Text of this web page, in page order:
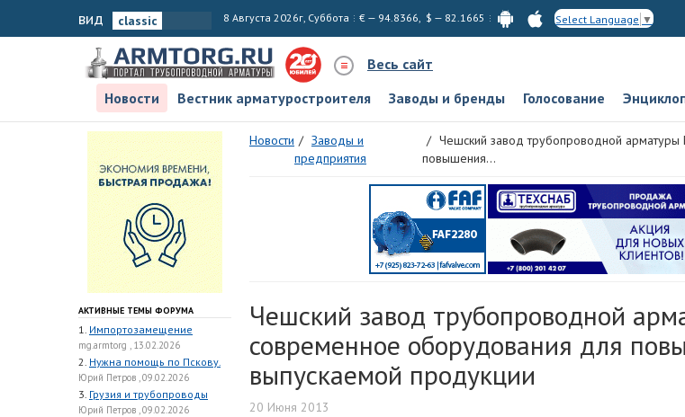
вид 8 Августа 2026г, Суббота € — 94.8366, $ — 82.1665 Select Language ▼
Весь сайт
Новости
Вестник арматуростроителя Заводы и бренды Голосование
АКТИВНЫЕ ТЕМЫ ФОРУМА
1. Импортозамещение
mg.armtorg , 13.02.2026
2. Нужна помощь по Пскову.
Юрий Петров , 09.02.2026
3. Грузия и трубопроводы
Юрий Петров , 09.02.2026
Новости
Заводы и
предприятия
Чешский завод трубопроводной арматуры
повышения...
Чешский завод трубопроводной
современное оборудования для
выпускаемой продукции
20 Июня 2013